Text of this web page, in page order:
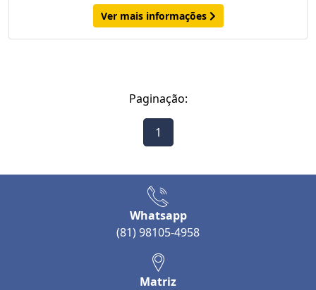
Ver mais informações
Paginação:
1
Whatsapp
(81) 98105-4958
Matriz